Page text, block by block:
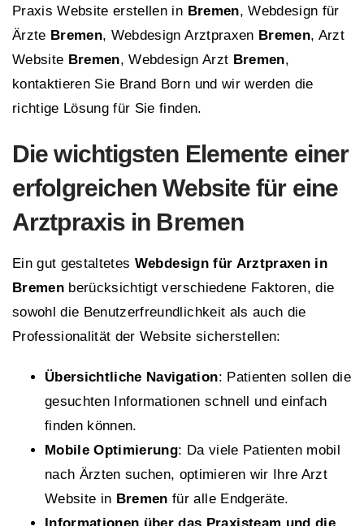
Praxis Website erstellen in Bremen, Webdesign für
Ärzte Bremen, Webdesign Arztpraxen Bremen, Arzt
Website Bremen, Webdesign Arzt Bremen,
kontaktieren Sie Brand Born und wir werden die
richtige Lösung für Sie finden.
Die wichtigsten Elemente einer
erfolgreichen Website für eine
Arztpraxis in Bremen
Ein gut gestaltetes Webdesign für Arztpraxen in
Bremen berücksichtigt verschiedene Faktoren, die
sowohl die Benutzerfreundlichkeit als auch die
Professionalität der Website sicherstellen:
Übersichtliche Navigation: Patienten sollen die
gesuchten Informationen schnell und einfach
finden können.
Mobile Optimierung: Da viele Patienten mobil
nach Ärzten suchen, optimieren wir Ihre Arzt
Website in Bremen für alle Endgeräte.